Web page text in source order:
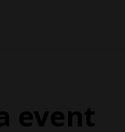
event